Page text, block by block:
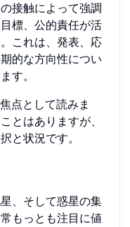
接触によって強調
標、公的責任が活
これは、発表、応
的な方向性につい
す。
点として読みま
とはありますが、
と状況です。
、そして惑星の集
もっとも注目に値